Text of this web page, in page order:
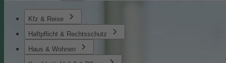
Kfz & Reise
Haftpflicht & Rechtsschutz
Haus & Wohnen